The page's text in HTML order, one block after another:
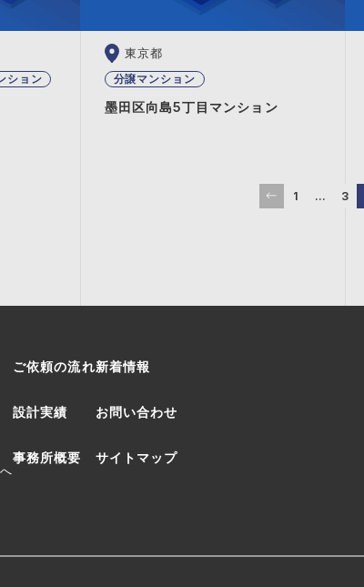
ション
東京都
分譲マンション
墨田区向島5丁目マンション
1 … 3
ご依頼の流れ
設計実績
事務所概要
新着情報
お問い合わせ
サイトマップ